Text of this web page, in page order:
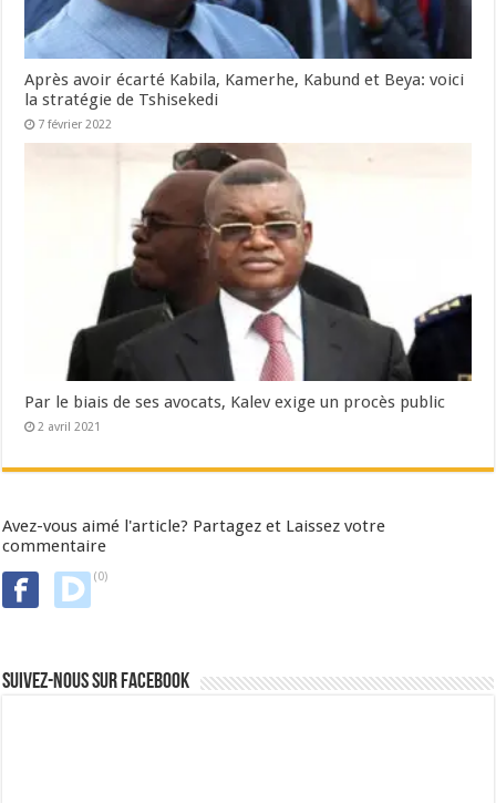
Après avoir écarté Kabila, Kamerhe, Kabund et Beya: voici
la stratégie de Tshisekedi
7 février 2022
Par le biais de ses avocats, Kalev exige un procès public
2 avril 2021
Avez-vous aimé l'article? Partagez et Laissez votre
commentaire
(0)
Suivez-nous sur Facebook